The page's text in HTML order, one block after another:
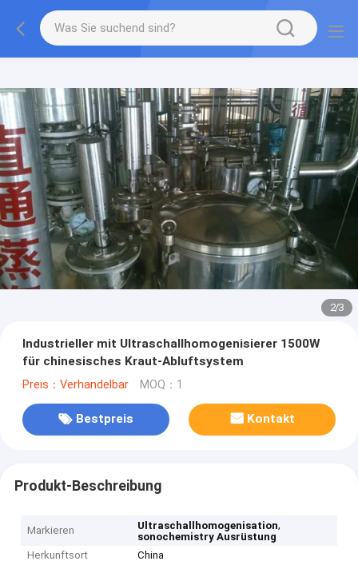
2/3
Industrieller mit Ultraschallhomogenisierer 1500W
für chinesisches Kraut-Abluftsystem
Preis：Verhandelbar MOQ：1
Bestpreis Kontakt
Produkt-Beschreibung
Markieren Ultraschallhomogenisation,
sonochemistry Ausrüstung
Herkunftsort
China